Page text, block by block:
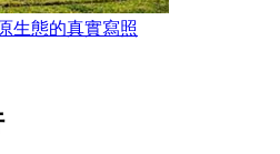
態的真實寫照